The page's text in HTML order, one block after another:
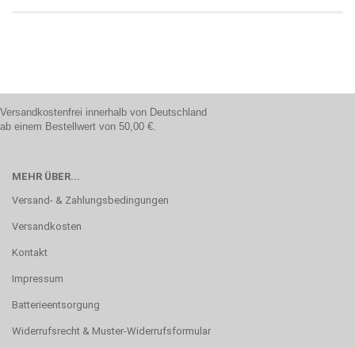
Versandkostenfrei innerhalb von Deutschland
ab einem Bestellwert von 50,00 €.
MEHR ÜBER...
Versand- & Zahlungsbedingungen
Versandkosten
Kontakt
Impressum
Batterieentsorgung
Widerrufsrecht & Muster-Widerrufsformular